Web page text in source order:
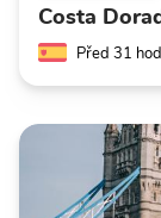
Costa
Před 31